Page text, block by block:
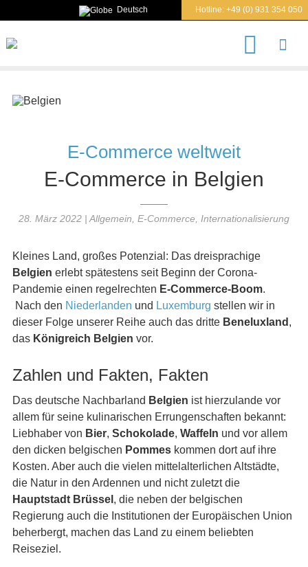
Hotline: +49 (0) 931 354 050
Deutsch
E-Commerce weltweit
E-Commerce in Belgien
28. März 2022| Allgemein E-Commerce Internationalisierung
Kleines Land, großes Potenzial: Das dreisprachige
Belgien erlebt spätestens seit Beginn der Corona-
Pandemie einen regelrechten E-Commerce-Boom.
Nach den Niederlanden und Luxemburg stellen wir in
dieser Folge unserer Reihe auch das dritte Beneluxland ,
das Königreich Belgien vor.
Zahlen und Fakten, Fakten
Das deutsche Nachbarland Belgien ist hierzulande vor
allem für seine kulinarischen Errungenschaften bekannt:
Liebhaber von Bier, Schokolade, Waffeln und vor allem
den dicken belgischen Pommeskommen dort auf ihre
Kosten. Aber auch die vielen mittelalterlichen Altstädte,
die Natur in den Ardennen und nicht zuletzt die
Hauptstadt Brüssel , die neben der belgischen
Regierung auch die Institutionen der Europäischen Union
beherbergt, machen das Land zu einem beliebten
Reiseziel.